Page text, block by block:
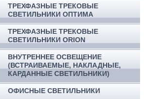
ТРЕХФАЗНЫЕ ТРЕКОВЫЕ
СВЕТИЛЬНИКИ ОПТИМА
ТРЕХФАЗНЫЕ ТРЕКОВЫЕ
СВЕТИЛЬНИКИ ORION
ВНУТРЕННЕЕ ОСВЕЩЕНИЕ
(ВСТРАИВАЕМЫЕ, НАКЛАДНЫЕ,
КАРДАННЫЕ СВЕТИЛЬНИКИ)
ОФИСНЫЕ СВЕТИЛЬНИКИ